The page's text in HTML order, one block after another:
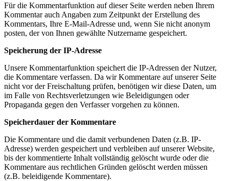
Für die Kommentarfunktion auf dieser Seite werden neben Ihrem
Kommentar auch Angaben zum Zeitpunkt der Erstellung des
Kommentars, Ihre E-Mail-Adresse und, wenn Sie nicht anonym
posten, der von Ihnen gewählte Nutzername gespeichert.
Speicherung der IP-Adresse
Unsere Kommentarfunktion speichert die IP-Adressen der Nutzer,
die Kommentare verfassen. Da wir Kommentare auf unserer Seite
nicht vor der Freischaltung prüfen, benötigen wir diese Daten, um
im Falle von Rechtsverletzungen wie Beleidigungen oder
Propaganda gegen den Verfasser vorgehen zu können.
Speicherdauer der Kommentare
Die Kommentare und die damit verbundenen Daten (z.B. IP-
Adresse) werden gespeichert und verbleiben auf unserer Website,
bis der kommentierte Inhalt vollständig gelöscht wurde oder die
Kommentare aus rechtlichen Gründen gelöscht werden müssen
(z.B. beleidigende Kommentare).